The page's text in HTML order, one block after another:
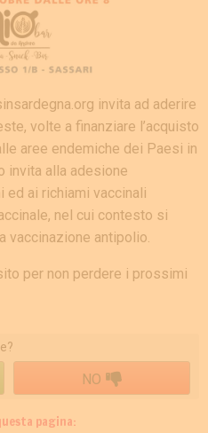
invita ad aderire
volte a finanziare l’acquisto
aree endemiche dei Paesi in
invita alla adesione
ed ai richiami vaccinali
nel cui contesto si
vaccinazione antipolio.
per non perdere i prossimi
NO
pagina: